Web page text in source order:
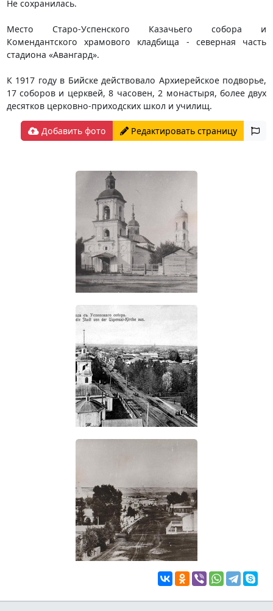
Не сохранилась.
Место Старо-Успенского Казачьего собора и
Комендантского храмового кладбища - северная часть
стадиона «Авангард».
К 1917 году в Бийске действовало Архиерейское подворье,
17 соборов и церквей, 8 часовен, 2 монастыря, более двух
десятков церковно-приходских школ и училищ.
Добавить фото Редактировать страницу